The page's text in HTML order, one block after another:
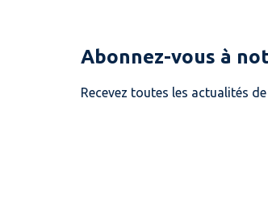
Abonnez-vous à
Recevez toutes les actualités